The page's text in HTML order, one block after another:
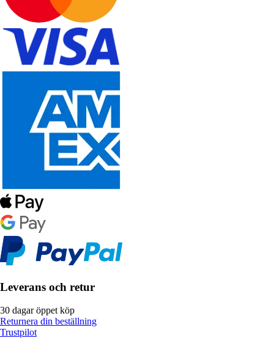
Leverans och retur
30 dagar öppet köp
Returnera din beställning
Trustpilot